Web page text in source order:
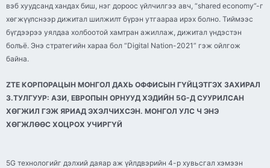
вэб хуудсанд хандах биш, нэг дороос үйлчилгээ авч, “shared economy”-г
хөгжүүлснээр дижитал шилжилт бүрэн утгаараа ирэх болно. Тиймээс
бүгдээрээ уялдаа холбоотой хамтран ажиллаж, дижитал үндэстэн
болъё. Энэ стратегийн хараа бол “Digital Nation-2021” гэж ойлгож
байна.
ZTE КОРПОРАЦЫН МОНГОЛ ДАХЬ ОФФИСЫН ГҮЙЦЭТГЭХ ЗАХИРАЛ
З.ТУЛГУУР: АЗИ, ЕВРОПЫН ОРНУУД ХЭДИЙН 5G-Д СУУРИЛСАН
ХӨГЖИЛ ГЭЖ ЯРИАД ЭХЭЛЧИХСЭН. МОНГОЛ УЛС Ч ЭНЭ
ХӨГЖЛӨӨС ХОЦРОХ УЧИРГҮЙ
5G технологийг дэлхий даяар аж үйлдвэрийн 4-р хувьсгал хэмээн